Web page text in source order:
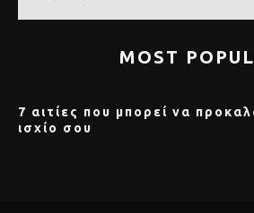
MOST
7 αιτίες που μπορεί να
ισχίο σου